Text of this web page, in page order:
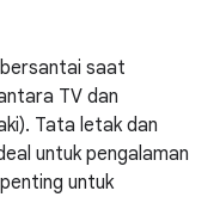
saat
TV dan
Tata letak dan
untuk pengalaman
untuk